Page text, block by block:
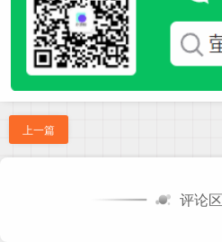
上一篇
评论区